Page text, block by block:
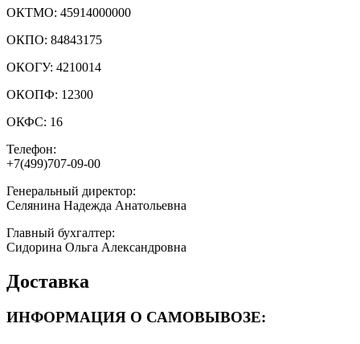
ОКТМО: 45914000000
ОКПО: 84843175
ОКОГУ: 4210014
ОКОПФ: 12300
ОКФС: 16
Телефон:
+7(499)707-09-00
Генеральный директор:
Селянина Надежда Анатольевна
Главный бухгалтер:
Сидорина Ольга Александровна
Доставка
ИНФОРМАЦИЯ О САМОВЫВОЗЕ: